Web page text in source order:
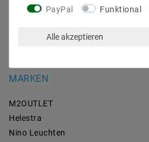
MARKEN
M2OUTLET
Helestra
Nino Leuchten
PayPal Funktional
Alle akzeptieren